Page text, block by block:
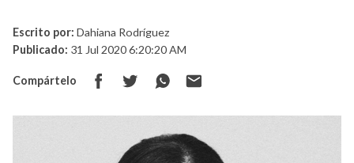
Escrito por: Dahiana Rodríguez
Publicado: 31 Jul 2020 6:20:20 AM
Compártelo